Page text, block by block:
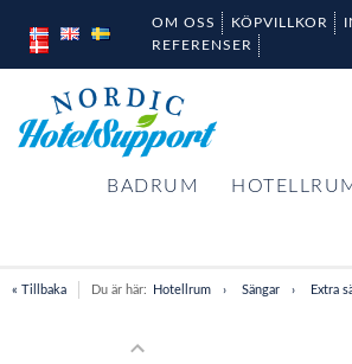
OM OSS KÖPVILLKOR
REFERENSER
BADRUM
« Tillbaka Du är här: Hotellrum Sängar Extra